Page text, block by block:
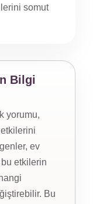
somut
Bilgi
yorumu,
ev
etkilerin
Bu